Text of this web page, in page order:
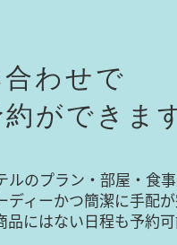
わせで
ができま
のプラン・部屋・食
ィーかつ簡潔に手配が
にはない日程も予約可